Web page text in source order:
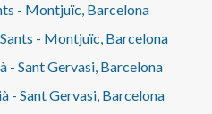
- Montjuïc, Barcelona
- Montjuïc, Barcelona
- Sant Gervasi, Barcelona
- Sant Gervasi, Barcelona